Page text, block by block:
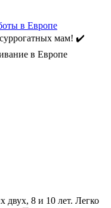
в Европе
мам! ✔️
в Европе
двух, 8 и 10 лет. Легко